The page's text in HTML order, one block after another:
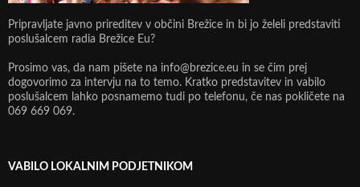
Pripravljate javno prireditev v občini Brežice in bi jo želeli predstaviti
poslušalcem radia Brežice Eu?
Prosimo vas, da nam pišete na info@brezice.eu in se čim prej
dogovorimo za intervju na to temo. Kratko predstavitev in vabilo
poslušalcem lahko posnamemo tudi po telefonu, če nas pokličete na
069 669 069.
VABILO LOKALNIM PODJETNIKOM